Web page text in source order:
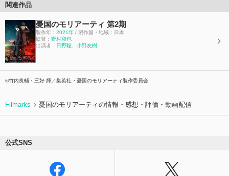
関連作品
憂国のモリアーティ 第2期
製作年： 2021年 / 製作国・地域：日本
監督： 野村和也
出演者： 日野聡、 小野友樹
©竹内良輔・三好 輝／集英社・憂国のモリアーティ製作委員会
Filmarks 憂国のモリアーティの情報・感想・評価・動画配信
公式SNS